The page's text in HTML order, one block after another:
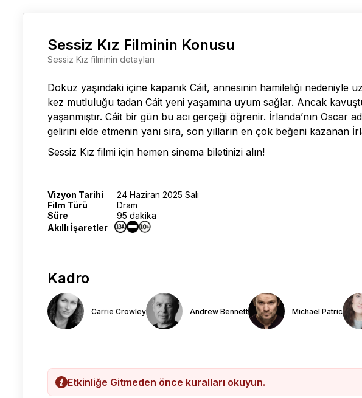
Sessiz Kız Filminin Konusu
Sessiz Kız filminin detayları
Dokuz yaşındaki içine kapanık Cáit, annesinin hamileliği nedeniyle
kez mutluluğu tadan Cáit yeni yaşamına uyum sağlar. Ancak
yaşanmıştır. Cáit bir gün bu acı gerçeği öğrenir. İrlanda’nın Oscar
gelirini elde etmenin yanı sıra, son yılların en çok beğeni kazanan
Sessiz Kız filmi için hemen sinema biletinizi alın!
Vizyon Tarihi
24 Haziran 2025 Salı
Film Türü
Dram
Süre
95 dakika
Akıllı İşaretler
Kadro
Carrie Crowley Andrew Bennett Michael Patric
Etkinliğe Gitmeden önce kuralları okuyun.